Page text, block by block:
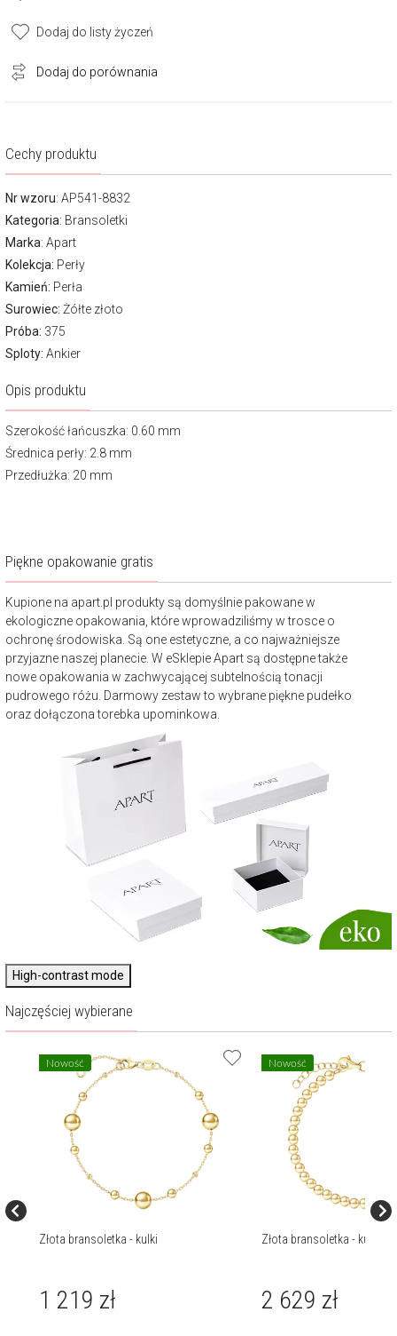
Dodaj do listy życzeń
Dodaj do porównania
Cechy produktu
Nr wzoru: AP541-8832
Kategoria: Bransoletki
Marka: Apart
Kolekcja: Perły
Kamień: Perła
Surowiec: Żółte złoto
Próba: 375
Sploty: Ankier
Opis produktu
Szerokość łańcuszka: 0.60 mm
Średnica perły: 2.8 mm
Przedłużka: 20 mm
Piękne opakowanie gratis
Kupione na apart.pl produkty są domyślnie pakowane w
ekologiczne opakowania, które wprowadziliśmy w trosce o
ochronę środowiska. Są one estetyczne, a co najważniejsze
przyjazne naszej planecie. W eSklepie Apart są dostępne także
nowe opakowania w zachwycającej subtelnością tonacji
pudrowego różu. Darmowy zestaw to wybrane piękne pudełko
oraz dołączona torebka upominkowa.
High-contrast mode
Najczęściej wybierane
Nowość
Złota bransoletka - kulki
1 219 zł
Nowość
Złota bransoletka - kulki
2 629 zł